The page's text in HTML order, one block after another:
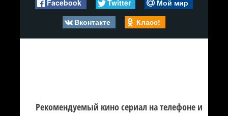
Facebook Twitter
Мой мир
Вконтакте
Класс!
Рекомендуемый кино сериал на телефоне и